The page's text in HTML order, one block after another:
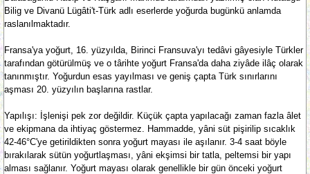
Bilig ve Divanü Lügâti't-Türk adlı eserlerde yoğurda bugünkü anlamda
raslanılmaktadır.
Fransa'ya yoğurt, 16. yüzyılda, Birinci Fransuva'yı tedâvi gâyesiyle Türkler
tarafından götürülmüş ve o târihte yoğurt Fransa'da daha ziyâde ilâç olarak
tanınmıştır. Yoğurdun esas yayılması ve geniş çapta Türk sınırlarını
aşması 20. yüzyılın başlarına rastlar.
Yapılışı: İşlenişi pek zor değildir. Küçük çapta yapılacağı zaman fazla âlet
ve ekipmana da ihtiyaç göstermez. Hammadde, yâni süt pişirilip sıcaklık
42-46°C'ye getirildikten sonra yoğurt mayası ile aşılanır. 3-4 saat böyle
bırakılarak sütün yoğurtlaşması, yâni ekşimsi bir tatla, peltemsi bir yapı
alması sağlanır. Yoğurt mayası olarak genellikle bir gün önceki yoğurt